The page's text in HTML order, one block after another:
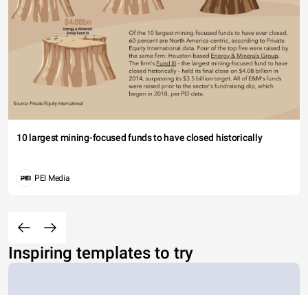
10 largest mining-focused funds to have closed historically
PEI Media
Inspiring templates to try